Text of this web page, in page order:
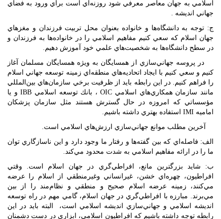
اسلامي به جهان معاصر معرفي شود روزنه‌اي است براي ورود به فضاي
جهاني انديشه .
ج: توجه به دانشگاه‌ها و خانواده بعنوان محل تربيت فرزندان و مغز‌هاي
جهان اسلام كه سعي كنيم مفاهيم اسلامي را در خانواده‌ها به فرزندان و
در سطح دانشگاه‌ها به شخصيت‌هاي علمي خود آموزش دهيم.
در پروسه جهاني‌سازي از همسايگان به ويژه همسايگان مسلمان آغاز
كنيم و سعي كنيم با ايجاد اتحاديه‌هاي منطقه‌اي زمينه توسعه جهاني اسلام
را فراهم كنيم. در اين رابطه بايد از ظرفيت برخي سازمان‌هاي بين‌المللي
مانند سازمان همكاري‌هاي اسلامي OIC ، بانك توسعه اسلامي IBB و يا
مؤسساتي كه امروزه در حال گسترش هستند مثل سازمان پزشكان
اماميه IMI استفاده بهتري داشته باشيم.
آخرين مطلب موانع جهاني‌سازي ارزش‌هاي اسلامي است.
الف: فاصله‌اي كه بين گفته‌ها و رفتار ما وجود دارد و اين ناسازگاري توان
ما را در ارائه مفاهيم اسلامي به شدت محدود مي‌كند.
ب: شايد بزرگترين مانع، افراطي‌گري در جهان اسلام است. وقتي
افراطيون، چهره‌اي خشن،‌ غيرانساني وغيرمنطقي از اسلام را عرضه
مي‌كنند، زمينه عرضه اسلام صحيح و منطقي و نظام‌مند را از بين
مي‌برند. مبارزه با افراطي‌گري در جهان اسلام، گامي مهم در راه توسعه
انديشه اسلامي و جهاني‌سازي انديشه اسلامي است، البته بايد در اين
رابطه توجه داشته باشيم كه افراطيون اسلامي، ابزاري در دست دشمنان